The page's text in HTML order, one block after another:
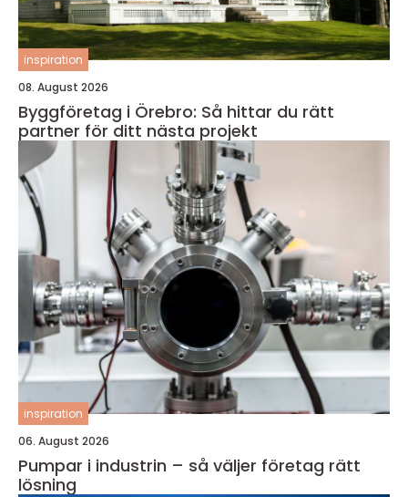
inspiration
08. August 2026
Byggföretag i Örebro: Så hittar du rätt
partner för ditt nästa projekt
inspiration
06. August 2026
Pumpar i industrin – så väljer företag rätt
lösning